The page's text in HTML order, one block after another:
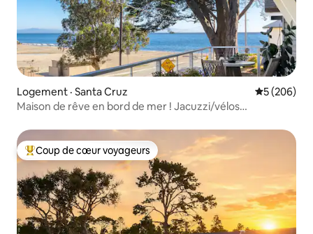
Logement · Santa Cruz Note
5 (206)
Maison de rêve en bord de mer ! Jacuzzi/vélos
Coup de cœur voyageurs parmi les plus aimés
Coup de cœur voyageurs